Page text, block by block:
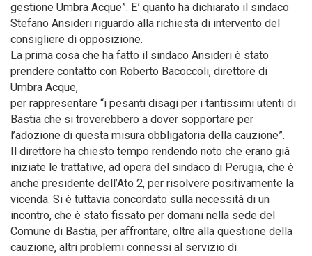
gestione Umbra Acque”. E’ quanto ha dichiarato il sindaco
Stefano Ansideri riguardo alla richiesta di intervento del
consigliere di opposizione.
La prima cosa che ha fatto il sindaco Ansideri è stato
prendere contatto con Roberto Bacoccoli, direttore di
Umbra Acque,
per rappresentare “i pesanti disagi per i tantissimi utenti di
Bastia che si troverebbero a dover sopportare per
l’adozione di questa misura obbligatoria della cauzione”.
Il direttore ha chiesto tempo rendendo noto che erano già
iniziate le trattative, ad opera del sindaco di Perugia, che è
anche presidente dell’Ato 2, per risolvere positivamente la
vicenda. Si è tuttavia concordato sulla necessità di un
incontro, che è stato fissato per domani nella sede del
Comune di Bastia, per affrontare, oltre alla questione della
cauzione, altri problemi connessi al servizio di